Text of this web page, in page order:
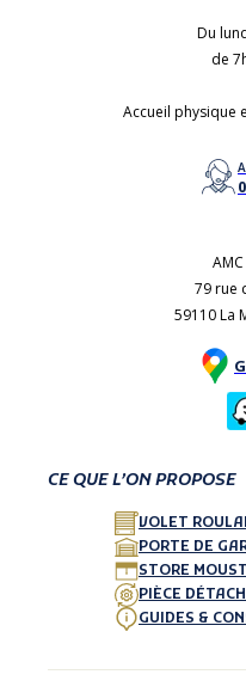
Du
de
Accueil physique
79 rue
59110 La
CE QUE L’ON PROPOSE
VOLET
PORTE DE
STORE
PIÈCE
GUIDES &